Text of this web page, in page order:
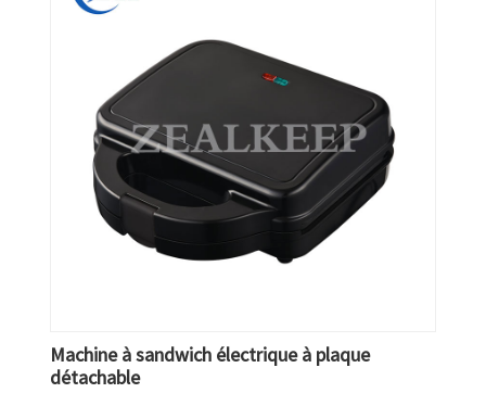
Machine à sandwich électrique à plaque
détachable